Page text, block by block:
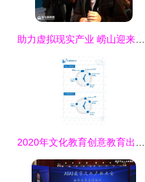
助力虚拟现实产业 崂山迎来两家高端研究院
2020年文化教育创意教育出版行业数字在线服务领域市场调查报告